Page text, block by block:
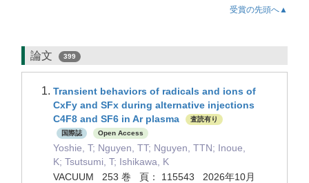
受賞の先頭へ▲
論文 399
Transient behaviors of radicals and ions of
CxFy and SFx during alternative injections
C4F8 and SF6 in Ar plasma
査読有り
国際誌
Open Access
Yoshie, T; Nguyen, TT; Nguyen, TTN; Inoue,
K; Tsutsumi, T; Ishikawa, K
VACUUM 253 巻 頁： 115543 2026年10月